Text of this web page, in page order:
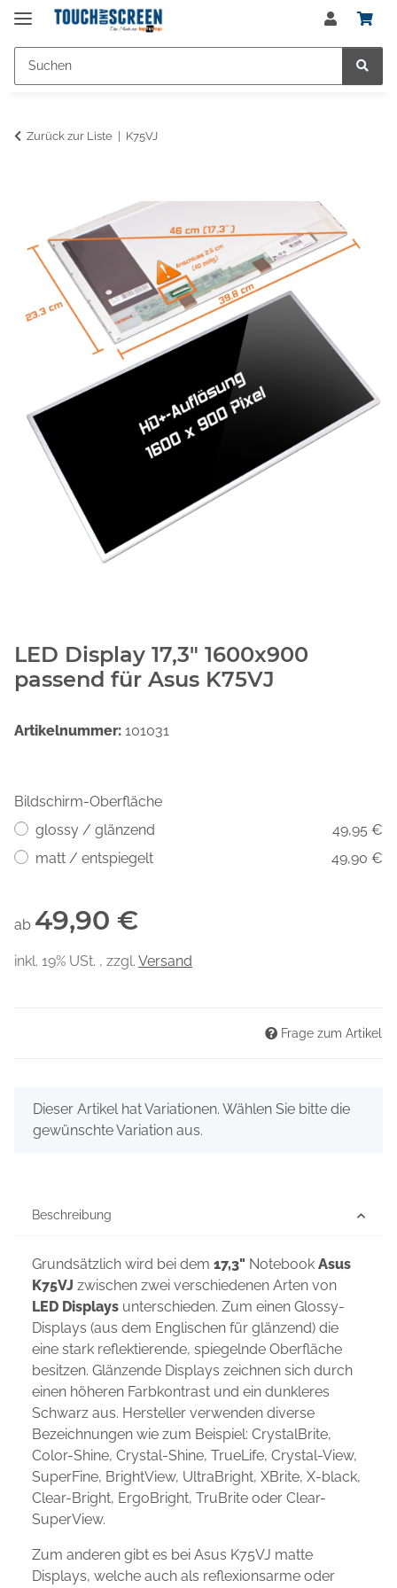
Zurück zur Liste K75VJ
LED Display 17,3" 1600x900
passend für Asus K75VJ
Artikelnummer: 101031
Bildschirm-Oberfläche
glossy / glänzend
49,95 €
matt / entspiegelt
49,90 €
ab 49,90 €
inkl. 19% USt. , zzgl. Versand
Frage zum Artikel
x
Dieser Artikel hat Variationen. Wählen Sie bitte die
gewünschte Variation aus.
Beschreibung
Grundsätzlich wird bei dem 17,3" Notebook Asus
K75VJ zwischen zwei verschiedenen Arten von
LED Displays unterschieden. Zum einen Glossy-
Displays (aus dem Englischen für glänzend) die
eine stark reflektierende, spiegelnde Oberfläche
besitzen. Glänzende Displays zeichnen sich durch
einen höheren Farbkontrast und ein dunkleres
Schwarz aus. Hersteller verwenden diverse
Bezeichnungen wie zum Beispiel: CrystalBrite,
Color-Shine, Crystal-Shine, TrueLife, Crystal-View,
SuperFine, BrightView, UltraBright, XBrite, X-black,
Clear-Bright, ErgoBright, TruBrite oder Clear-
SuperView.
Zum anderen gibt es bei Asus K75VJ matte
Displays, welche auch als reflexionsarme oder